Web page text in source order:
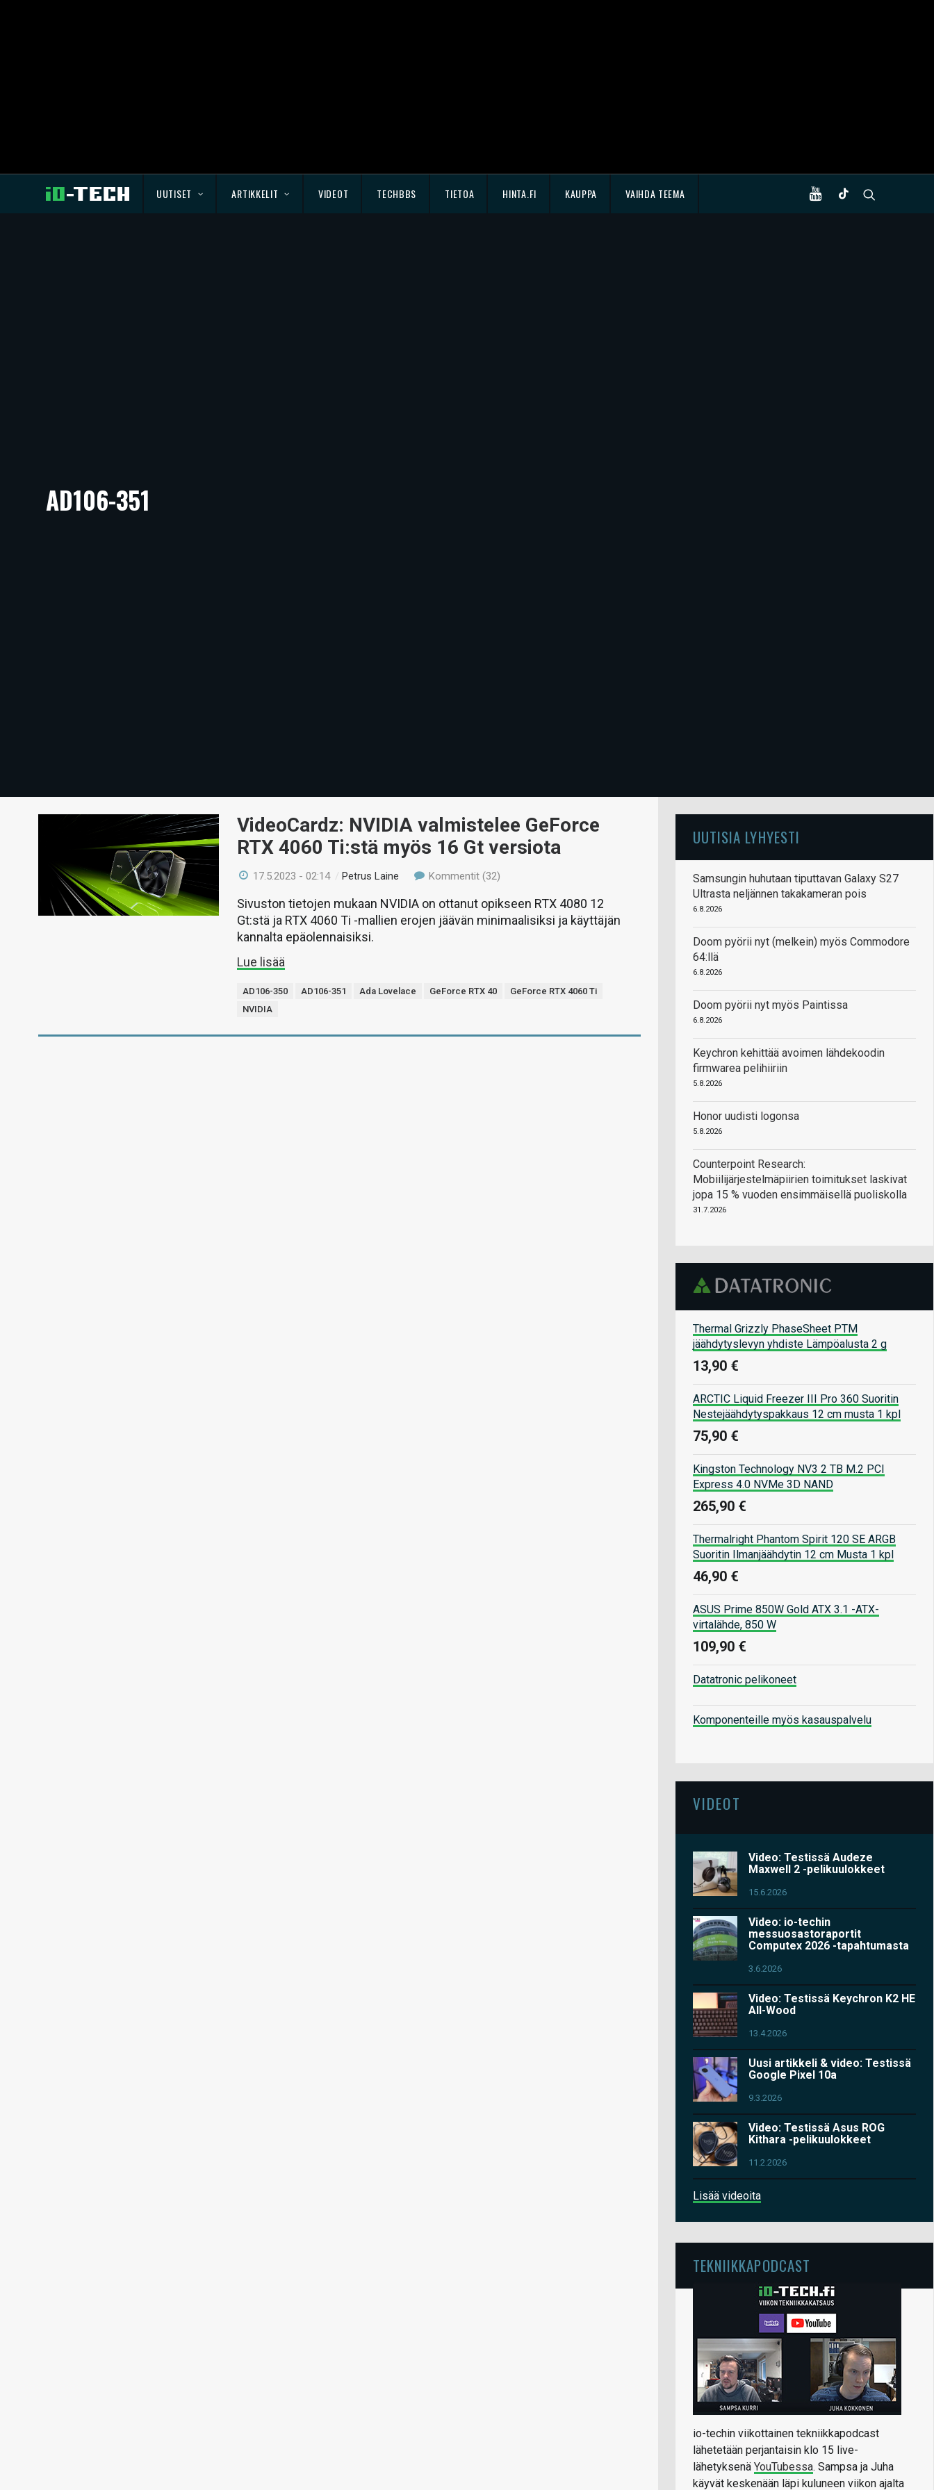
UUTISET ARTIKKELIT VIDEOT TECHBBS TIETOA HINTA.FI KAUPPA VAIHDA TEEMA
AD106-351
VideoCardz: NVIDIA valmistelee GeForce
RTX 4060 Ti:stä myös 16 Gt versiota
17.5.2023 - 02:14 /Petrus Laine Kommentit (32)
Sivuston tietojen mukaan NVIDIA on ottanut opikseen RTX 4080 12
Gt:stä ja RTX 4060 Ti -mallien erojen jäävän minimaalisiksi ja käyttäjän
kannalta epäolennaisiksi.
Lue lisää
AD106-350 AD106-351 Ada Lovelace GeForce RTX 40
GeForce RTX 4060 Ti
NVIDIA
UUTISIA LYHYESTI
Samsungin huhutaan tiputtavan Galaxy S27
Ultrasta neljännen takakameran pois
6.8.2026
Doom pyörii nyt (melkein) myös Commodore
64:llä
6.8.2026
Doom pyörii nyt myös Paintissa
6.8.2026
Keychron kehittää avoimen lähdekoodin
firmwarea pelihiiriin
5.8.2026
Honor uudisti logonsa
5.8.2026
Counterpoint Research:
Mobiilijärjestelmäpiirien toimitukset laskivat
jopa 15 % vuoden ensimmäisellä puoliskolla
31.7.2026
Thermal Grizzly PhaseSheet PTM
jäähdytyslevyn yhdiste Lämpöalusta 2 g
13,90 €
ARCTIC Liquid Freezer III Pro 360 Suoritin
Nestejäähdytyspakkaus 12 cm musta 1 kpl
75,90 €
Kingston Technology NV3 2 TB M.2 PCI
Express 4.0 NVMe 3D NAND
265,90 €
Thermalright Phantom Spirit 120 SE ARGB
Suoritin Ilmanjäähdytin 12 cm Musta 1 kpl
46,90 €
ASUS Prime 850W Gold ATX 3.1 -ATX-
virtalähde, 850 W
109,90 €
Datatronic pelikoneet
Komponenteille myös kasauspalvelu
VIDEOT
Video: Testissä Audeze
Maxwell 2 -pelikuulokkeet
15.6.2026
Video: io-techin
messuosastoraportit
Computex 2026 -tapahtumasta
3.6.2026
Video: Testissä Keychron K2 HE
All-Wood
13.4.2026
Uusi artikkeli & video: Testissä
Google Pixel 10a
9.3.2026
Video: Testissä Asus ROG
Kithara -pelikuulokkeet
11.2.2026
Lisää videoita
TEKNIIKKAPODCAST
io-techin viikottainen tekniikkapodcast
lähetetään perjantaisin klo 15 live-
lähetyksenä YouTubessa. Sampsa ja Juha
käyvät keskenään läpi kuluneen viikon ajalta